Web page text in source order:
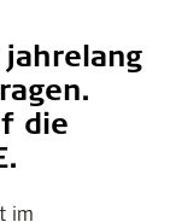
die
im